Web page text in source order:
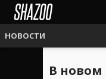
НОВОСТИ
В новом